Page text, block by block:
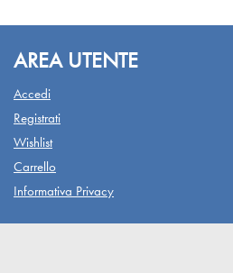
AREA UTENTE
Accedi
Registrati
Wishlist
Carrello
Informativa Privacy